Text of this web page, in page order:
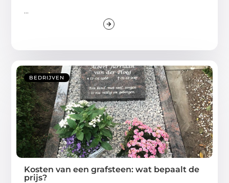
...
BEDRIJVEN
Kosten van een grafsteen: wat bepaalt de
prijs?